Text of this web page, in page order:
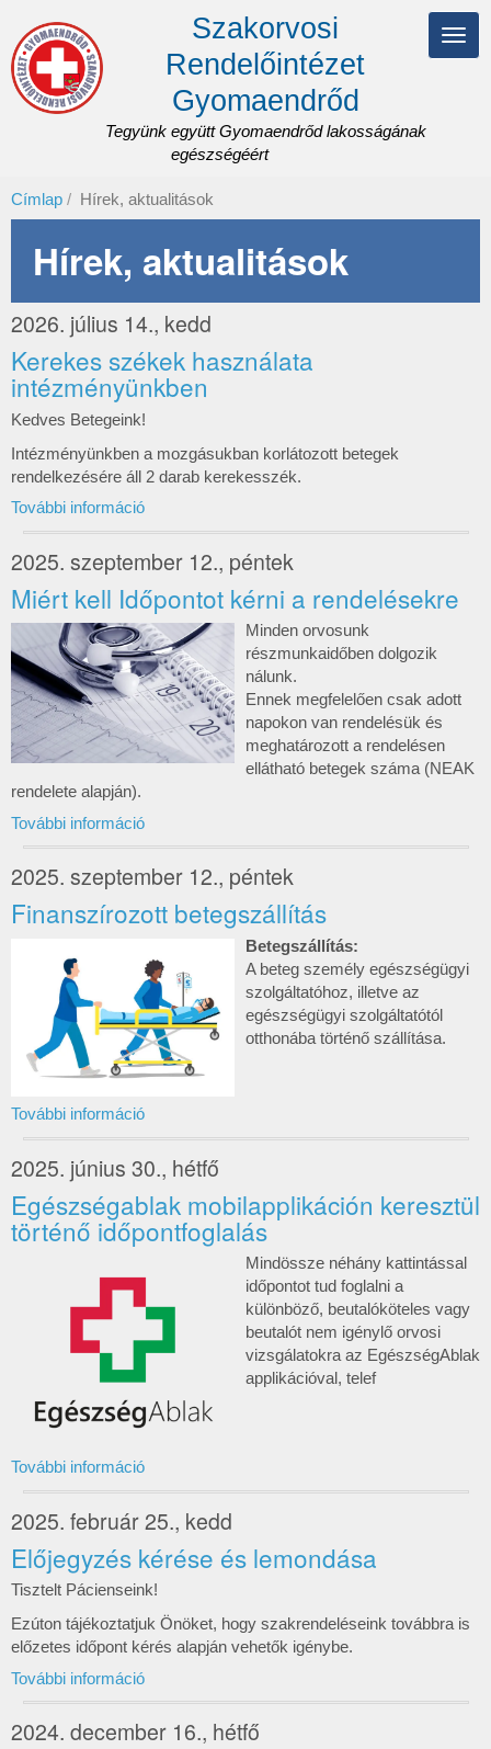
tartalomra
Szakorvosi
Rendelőintézet
Gyomaendrőd
Tegyünk együtt Gyomaendrőd lakosságának
egészségéért
Címlap Hírek, aktualitások
Hírek, aktualitások
2026. július 14., kedd
Kerekes székek használata
intézményünkben
Kedves Betegeink!
Intézményünkben a mozgásukban korlátozott betegek
rendelkezésére áll 2 darab kerekesszék.
További információ
2025. szeptember 12., péntek
Miért kell Időpontot kérni a rendelésekre
Minden orvosunk
részmunkaidőben dolgozik
nálunk.
Ennek megfelelően csak adott
napokon van rendelésük és
meghatározott a rendelésen
ellátható betegek száma (NEAK
rendelete alapján).
További információ
2025. szeptember 12., péntek
Finanszírozott betegszállítás
Betegszállítás:
A beteg személy egészségügyi
szolgáltatóhoz, illetve az
egészségügyi szolgáltatótól
otthonába történő szállítása.
További információ
2025. június 30., hétfő
Egészségablak mobilapplikáción keresztül
történő időpontfoglalás
Mindössze néhány kattintással
időpontot tud foglalni a
különböző, beutalóköteles vagy
beutalót nem igénylő orvosi
vizsgálatokra az EgészségAblak
applikációval, telef
További információ
2025. február 25., kedd
Előjegyzés kérése és lemondása
Tisztelt Pácienseink!
Ezúton tájékoztatjuk Önöket, hogy szakrendeléseink továbbra is
előzetes időpont kérés alapján vehetők igénybe.
További információ
2024. december 16., hétfő